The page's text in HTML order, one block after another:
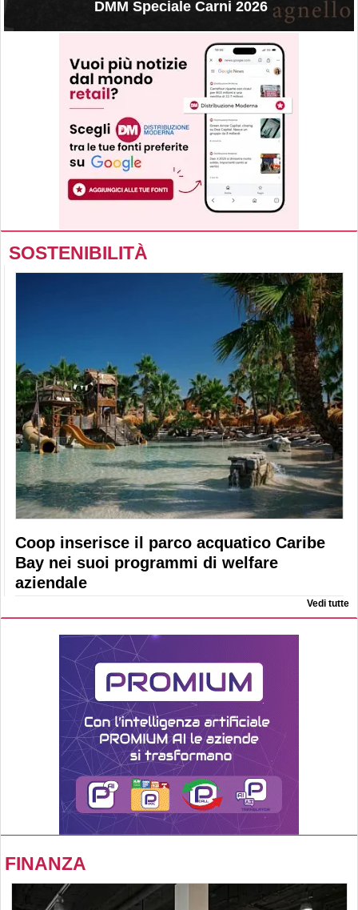
DMM Speciale Carni 2026
SOSTENIBILITÀ
Coop inserisce il parco acquatico Caribe
Bay nei suoi programmi di welfare
aziendale
Vedi tutte
FINANZA